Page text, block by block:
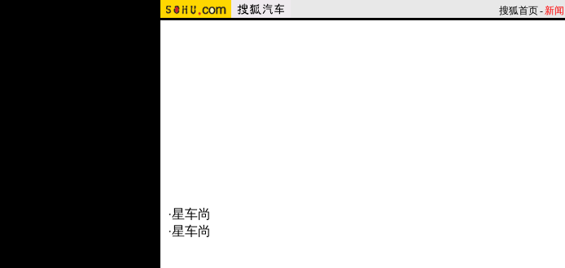
搜狐首页-新闻
·星车尚
·星车尚